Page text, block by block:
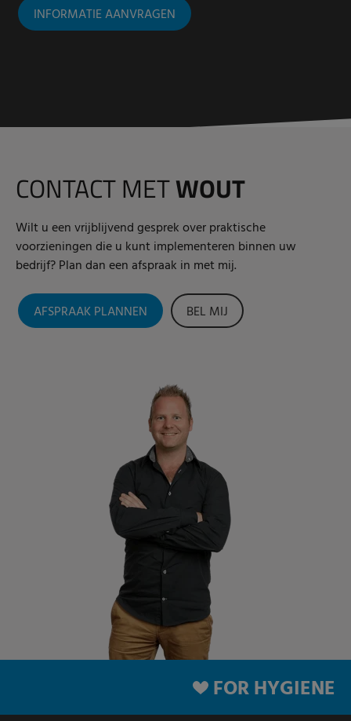
INFORMATIE AANVRAGEN
CONTACT METWOUT
Wilt u een vrijblijvend gesprek over praktische
voorzieningen die u kunt implementeren binnen uw
bedrijf? Plan dan een afspraak in met mij.
AFSPRAAK PLANNEN BEL MIJ
FOR HYGIENE